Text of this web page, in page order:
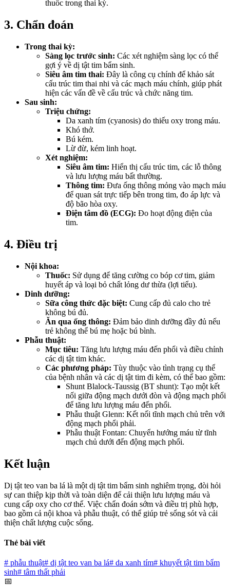
thuốc trong thai kỳ.
3. Chẩn đoán
Trong thai kỳ:
Sàng lọc trước sinh: Các xét nghiệm sàng lọc có thể
gợi ý về dị tật tim bẩm sinh.
Siêu âm tim thai: Đây là công cụ chính để khảo sát
cấu trúc tim thai nhi và các mạch máu chính, giúp phát
hiện các vấn đề về cấu trúc và chức năng tim.
Sau sinh:
Triệu chứng:
Da xanh tím (cyanosis) do thiếu oxy trong máu.
Khó thở.
Bú kém.
Lừ đừ, kém linh hoạt.
Xét nghiệm:
Siêu âm tim: Hiển thị cấu trúc tim, các lỗ thông
và lưu lượng máu bất thường.
Thông tim: Đưa ống thông mỏng vào mạch máu
để quan sát trực tiếp bên trong tim, đo áp lực và
độ bão hòa oxy.
Điện tâm đồ (ECG): Đo hoạt động điện của
tim.
4. Điều trị
Nội khoa:
Thuốc: Sử dụng để tăng cường co bóp cơ tim, giảm
huyết áp và loại bỏ chất lỏng dư thừa (lợi tiểu).
Dinh dưỡng:
Sữa công thức đặc biệt: Cung cấp đủ calo cho trẻ
không bú đủ.
Ăn qua ống thông: Đảm bảo dinh dưỡng đầy đủ nếu
trẻ không thể bú mẹ hoặc bú bình.
Phẫu thuật:
Mục tiêu: Tăng lưu lượng máu đến phổi và điều chỉnh
các dị tật tim khác.
Các phương pháp: Tùy thuộc vào tình trạng cụ thể
của bệnh nhân và các dị tật tim đi kèm, có thể bao gồm:
Shunt Blalock-Taussig (BT shunt): Tạo một kết
nối giữa động mạch dưới đòn và động mạch phổi
để tăng lưu lượng máu đến phổi.
Phẫu thuật Glenn: Kết nối tĩnh mạch chủ trên với
động mạch phổi phải.
Phẫu thuật Fontan: Chuyển hướng máu từ tĩnh
mạch chủ dưới đến động mạch phổi.
Kết luận
Dị tật teo van ba lá là một dị tật tim bẩm sinh nghiêm trọng, đòi hỏi
sự can thiệp kịp thời và toàn diện để cải thiện lưu lượng máu và
cung cấp oxy cho cơ thể. Việc chẩn đoán sớm và điều trị phù hợp,
bao gồm cả nội khoa và phẫu thuật, có thể giúp trẻ sống sót và cải
thiện chất lượng cuộc sống.
Thẻ bài viết
# phẫu thuật# dị tật teo van ba lá# da xanh tím# khuyết tật tim bẩm
sinh# tâm thất phải
📅